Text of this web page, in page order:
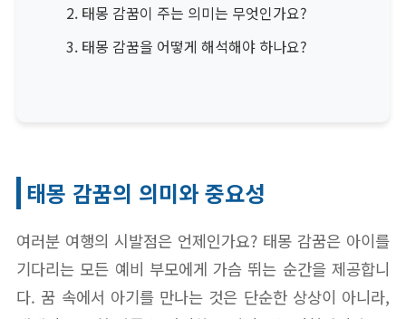
2. 태몽 감꿈이 주는 의미는 무엇인가요?
3. 태몽 감꿈을 어떻게 해석해야 하나요?
태몽 감꿈의 의미와 중요성
여러분 여행의 시발점은 언제인가요? 태몽 감꿈은 아이를
기다리는 모든 예비 부모에게 가슴 뛰는 순간을 제공합니
다. 꿈 속에서 아기를 만나는 것은 단순한 상상이 아니라,